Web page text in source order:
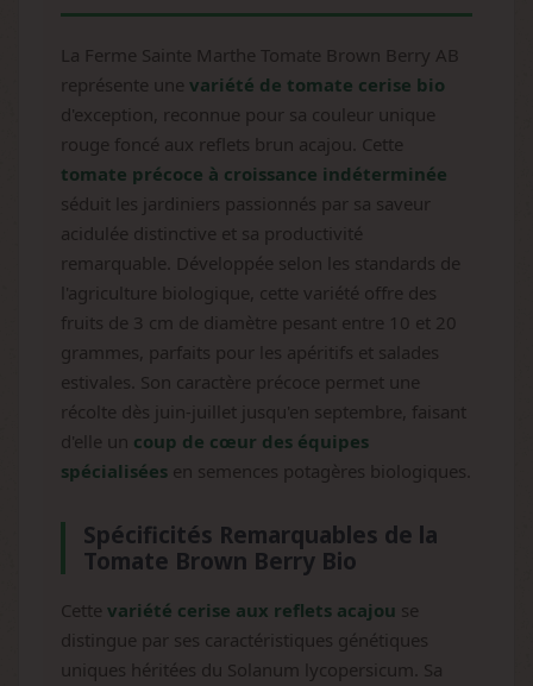
La Ferme Sainte Marthe Tomate Brown Berry AB
représente une variété de tomate cerise bio
d'exception, reconnue pour sa couleur unique
rouge foncé aux reflets brun acajou. Cette
tomate précoce à croissance indéterminée
séduit les jardiniers passionnés par sa saveur
acidulée distinctive et sa productivité
remarquable. Développée selon les standards de
l'agriculture biologique, cette variété offre des
fruits de 3 cm de diamètre pesant entre 10 et 20
grammes, parfaits pour les apéritifs et salades
estivales. Son caractère précoce permet une
récolte dès juin-juillet jusqu'en septembre, faisant
d'elle un coup de cœur des équipes
spécialisées en semences potagères biologiques.
Spécificités Remarquables de la
Tomate Brown Berry Bio
Cette variété cerise aux reflets acajou se
distingue par ses caractéristiques génétiques
uniques héritées du Solanum lycopersicum. Sa